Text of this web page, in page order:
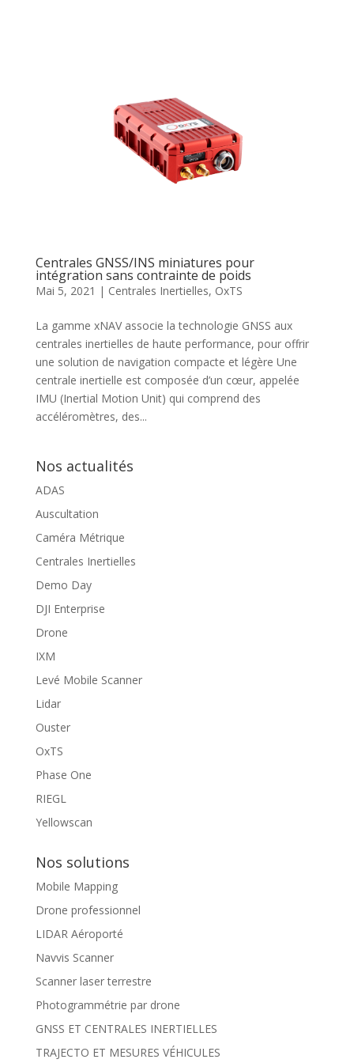
Centrales GNSS/INS miniatures pour
intégration sans contrainte de poids
Mai 5, 2021 | Centrales Inertielles, OxTS
La gamme xNAV associe la technologie GNSS aux
centrales inertielles de haute performance, pour offrir
une solution de navigation compacte et légère Une
centrale inertielle est composée d’un cœur, appelée
IMU (Inertial Motion Unit) qui comprend des
accéléromètres, des...
Nos actualités
ADAS
Auscultation
Caméra Métrique
Centrales Inertielles
Demo Day
DJI Enterprise
Drone
IXM
Levé Mobile Scanner
Lidar
Ouster
OxTS
Phase One
RIEGL
Yellowscan
Nos solutions
Mobile Mapping
Drone professionnel
LIDAR Aéroporté
Navvis Scanner
Scanner laser terrestre
Photogrammétrie par drone
GNSS ET CENTRALES INERTIELLES
TRAJECTO ET MESURES VÉHICULES